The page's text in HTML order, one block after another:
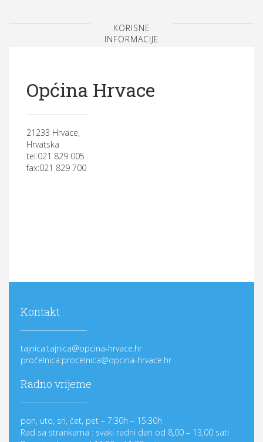
KORISNE
INFORMACIJE
Općina Hrvace
21233 Hrvace,
Hrvatska
tel:021 829 005
fax:021 829 700
Kontakt
tajnica:tajnica@opcina-hrvace.hr
pročelnica:procelnica@opcina-hrvace.hr
Radno vrijeme
pon, uto, sri, čet, pet – 7:30h – 15:30h
Rad sa strankama : svaki radni dan od 8,00 – 13,00 sati